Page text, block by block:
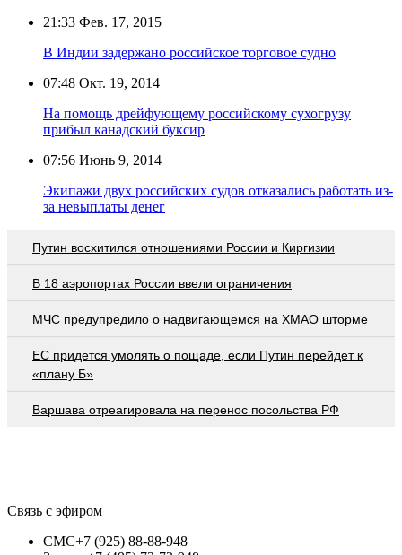
21:33 Фев. 17, 2015
В Индии задержано российское торговое судно
07:48 Окт. 19, 2014
На помощь дрейфующему российскому сухогрузу
прибыл канадский буксир
07:56 Июнь 9, 2014
Экипажи двух российских судов отказались работать из-
за невыплаты денег
Путин восхитился отношениями России и Киргизии
В 18 аэропортах России ввели ограничения
МЧС предупредило о надвигающемся на ХМАО шторме
EC придется умолять о пощаде, если Путин перейдет к
«плану Б»
Варшава отреагировала на перенос посольства РФ
Связь с эфиром
СМС+7 (925) 88-88-948